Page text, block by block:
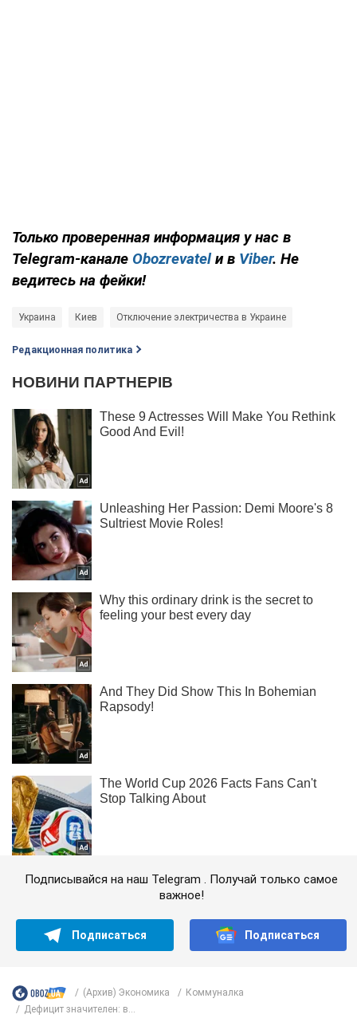
Только проверенная информация у нас в
Telegram-канале Obozrevatelи в Viber. Не
ведитесь на фейки!
Украина Киев Отключение электричества в Украине
Редакционная политика
Подписывайся на наш Telegram . Получай только самое
важное!
Подписаться Подписаться
(Архив) Экономика
Коммуналка
Дефицит значителен: в...